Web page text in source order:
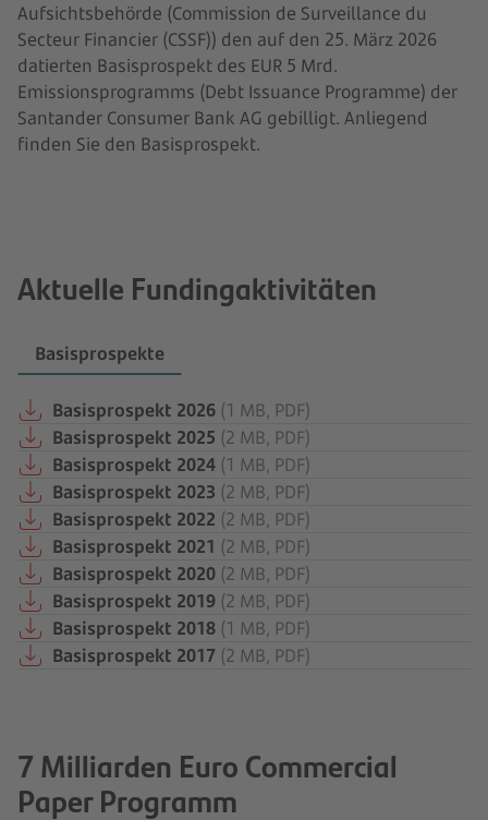
Aufsichtsbehörde (Commission de Surveillance du
Secteur Financier (CSSF)) den auf den 25. März 2026
datierten Basisprospekt des EUR 5 Mrd.
Emissionsprogramms (Debt Issuance Programme) der
Santander Consumer Bank AG gebilligt. Anliegend
finden Sie den Basisprospekt.
Aktuelle Fundingaktivitäten
Basisprospekte
Basisprospekt 2026 (1 MB, PDF)
Basisprospekt 2025 (2 MB, PDF)
Basisprospekt 2024 (1 MB, PDF)
Basisprospekt 2023 (2 MB, PDF)
Basisprospekt 2022 (2 MB, PDF)
Basisprospekt 2021 (2 MB, PDF)
Basisprospekt 2020 (2 MB, PDF)
Basisprospekt 2019 (2 MB, PDF)
Basisprospekt 2018 (1 MB, PDF)
Basisprospekt 2017 (2 MB, PDF)
7 Milliarden Euro Commercial
Paper Programm